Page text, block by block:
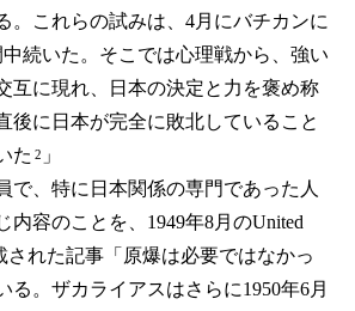
。これらの試みは、4月にバチカンに
続いた。そこでは心理戦から、強い
互に現れ、日本の決定と力を褒め称
後に日本が完全に敗北していること
た 2 」
、特に日本関係の専門であった人
内容のことを、1949年8月のUnited
された記事「原爆は必要ではなかっ
る。ザカライアスはさらに1950年6月